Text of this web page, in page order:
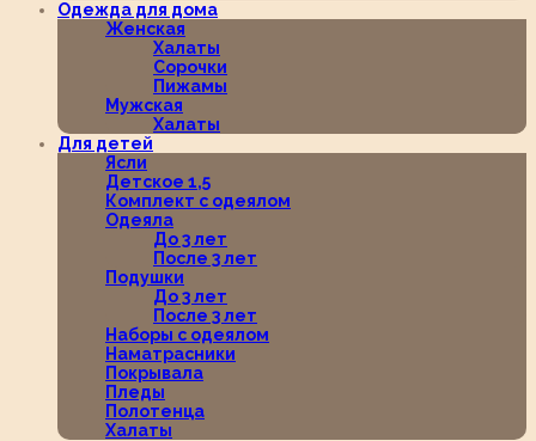
Одежда для дома
Женская
Халаты
Сорочки
Пижамы
Мужская
Халаты
Для детей
Ясли
Детское 1,5
Комплект с одеялом
Одеяла
До 3 лет
После 3 лет
Подушки
До 3 лет
После 3 лет
Наборы с одеялом
Наматрасники
Покрывала
Пледы
Полотенца
Халаты